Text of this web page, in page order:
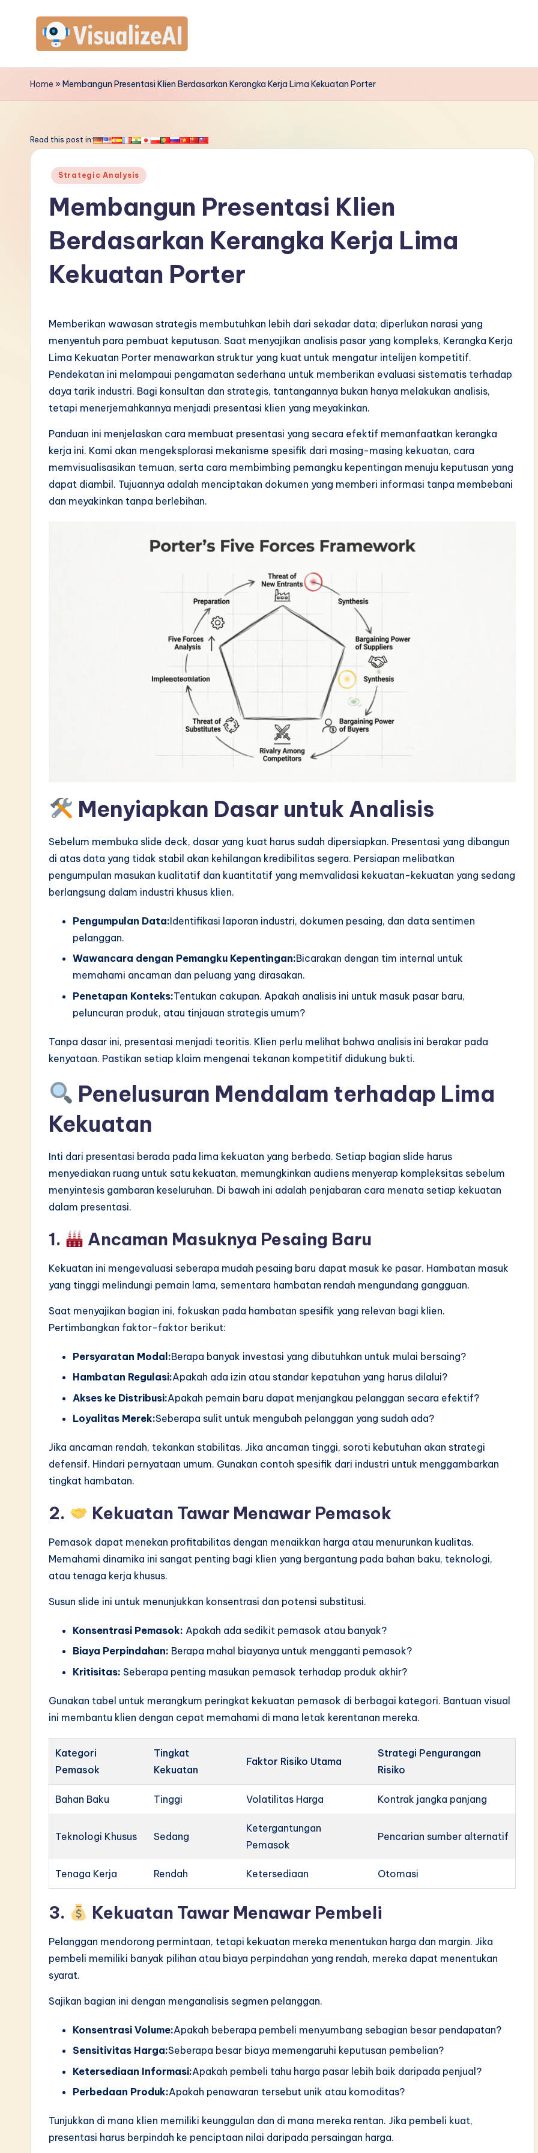
contentV
is
a
si
ft
w
Home »Membangun Presentasi Klien Berdasarkan Kerangka Kerja Lima Kekuatan Porter
Read this post in:
Posted
Strategic Analysis
Membangun Presentasi Klien
Berdasarkan Kerangka Kerja Lima
Kekuatan Porter
Memberikan wawasan strategis membutuhkan lebih dari sekadar data; diperlukan narasi yang
menyentuh para pembuat keputusan. Saat menyajikan analisis pasar yang kompleks, Kerangka Kerja
Lima Kekuatan Porter menawarkan struktur yang kuat untuk mengatur intelijen kompetitif.
Pendekatan ini melampaui pengamatan sederhana untuk memberikan evaluasi sistematis terhadap
daya tarik industri. Bagi konsultan dan strategis, tantangannya bukan hanya melakukan analisis,
tetapi menerjemahkannya menjadi presentasi klien yang meyakinkan.
Panduan ini menjelaskan cara membuat presentasi yang secara efektif memanfaatkan kerangka
kerja ini. Kami akan mengeksplorasi mekanisme spesifik dari masing-masing kekuatan, cara
memvisualisasikan temuan, serta cara membimbing pemangku kepentingan menuju keputusan yang
dapat diambil. Tujuannya adalah menciptakan dokumen yang memberi informasi tanpa membebani
dan meyakinkan tanpa berlebihan.
Menyiapkan Dasar untuk Analisis
Sebelum membuka slide deck, dasar yang kuat harus sudah dipersiapkan. Presentasi yang dibangun
di atas data yang tidak stabil akan kehilangan kredibilitas segera. Persiapan melibatkan
pengumpulan masukan kualitatif dan kuantitatif yang memvalidasi kekuatan-kekuatan yang sedang
berlangsung dalam industri khusus klien.
Pengumpulan Data:Identifikasi laporan industri, dokumen pesaing, dan data sentimen
pelanggan.
Wawancara dengan Pemangku Kepentingan:Bicarakan dengan tim internal untuk
memahami ancaman dan peluang yang dirasakan.
Penetapan Konteks:Tentukan cakupan. Apakah analisis ini untuk masuk pasar baru,
peluncuran produk, atau tinjauan strategis umum?
Tanpa dasar ini, presentasi menjadi teoritis. Klien perlu melihat bahwa analisis ini berakar pada
kenyataan. Pastikan setiap klaim mengenai tekanan kompetitif didukung bukti.
Penelusuran Mendalam terhadap Lima
Kekuatan
Inti dari presentasi berada pada lima kekuatan yang berbeda. Setiap bagian slide harus
menyediakan ruang untuk satu kekuatan, memungkinkan audiens menyerap kompleksitas sebelum
menyintesis gambaran keseluruhan. Di bawah ini adalah penjabaran cara menata setiap kekuatan
dalam presentasi.
1. Ancaman Masuknya Pesaing Baru
Kekuatan ini mengevaluasi seberapa mudah pesaing baru dapat masuk ke pasar. Hambatan masuk
yang tinggi melindungi pemain lama, sementara hambatan rendah mengundang gangguan.
Saat menyajikan bagian ini, fokuskan pada hambatan spesifik yang relevan bagi klien.
Pertimbangkan faktor-faktor berikut:
Persyaratan Modal:Berapa banyak investasi yang dibutuhkan untuk mulai bersaing?
Hambatan Regulasi:Apakah ada izin atau standar kepatuhan yang harus dilalui?
Akses ke Distribusi:Apakah pemain baru dapat menjangkau pelanggan secara efektif?
Loyalitas Merek:Seberapa sulit untuk mengubah pelanggan yang sudah ada?
Jika ancaman rendah, tekankan stabilitas. Jika ancaman tinggi, soroti kebutuhan akan strategi
defensif. Hindari pernyataan umum. Gunakan contoh spesifik dari industri untuk menggambarkan
tingkat hambatan.
2. Kekuatan Tawar Menawar Pemasok
Pemasok dapat menekan profitabilitas dengan menaikkan harga atau menurunkan kualitas.
Memahami dinamika ini sangat penting bagi klien yang bergantung pada bahan baku, teknologi,
atau tenaga kerja khusus.
Susun slide ini untuk menunjukkan konsentrasi dan potensi substitusi.
Konsentrasi Pemasok: Apakah ada sedikit pemasok atau banyak?
Biaya Perpindahan: Berapa mahal biayanya untuk mengganti pemasok?
Kritisitas: Seberapa penting masukan pemasok terhadap produk akhir?
Gunakan tabel untuk merangkum peringkat kekuatan pemasok di berbagai kategori. Bantuan visual
ini membantu klien dengan cepat memahami di mana letak kerentanan mereka.
Kategori
Pemasok
Tingkat
Kekuatan
Faktor Risiko Utama
Strategi Pengurangan
Risiko
Bahan Baku Tinggi Volatilitas Harga Kontrak jangka panjang
Teknologi Khusus Sedang
Ketergantungan
Pemasok
Pencarian sumber alternatif
Tenaga Kerja Rendah Ketersediaan Otomasi
3. Kekuatan Tawar Menawar Pembeli
Pelanggan mendorong permintaan, tetapi kekuatan mereka menentukan harga dan margin. Jika
pembeli memiliki banyak pilihan atau biaya perpindahan yang rendah, mereka dapat menentukan
syarat.
Sajikan bagian ini dengan menganalisis segmen pelanggan.
Konsentrasi Volume:Apakah beberapa pembeli menyumbang sebagian besar pendapatan?
Sensitivitas Harga:Seberapa besar biaya memengaruhi keputusan pembelian?
Ketersediaan Informasi:Apakah pembeli tahu harga pasar lebih baik daripada penjual?
Perbedaan Produk:Apakah penawaran tersebut unik atau komoditas?
Tunjukkan di mana klien memiliki keunggulan dan di mana mereka rentan. Jika pembeli kuat,
presentasi harus berpindah ke penciptaan nilai daripada persaingan harga.